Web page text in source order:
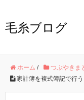
毛糸ブログ
ホーム / つぶやきま
家計簿を複式簿記で行